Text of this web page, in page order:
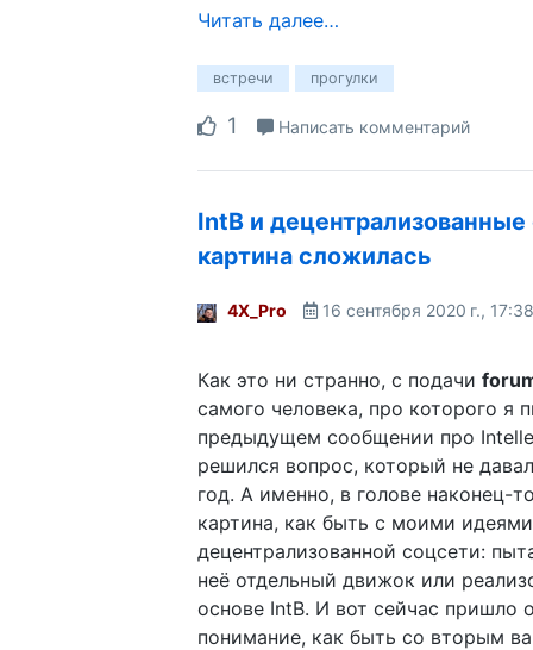
Читать далее…
встречи прогулки
1 Написать комментарий
IntB и
картина сложилась
4X_Pro 16 сентября 2020 г., 17:38
Как это ни странно, с подачи
самого человека, про которого я
предыдущем сообщении про
решился вопрос, который не
год. А именно, в голове наконец-
картина, как быть с моими идеями
децентрализованной соцсети:
неё отдельный движок или
основе IntB. И вот сейчас пришло
понимание, как быть со вторым